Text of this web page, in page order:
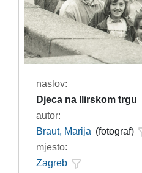
naslov:
Djeca na Ilirskom trgu
autor:
Braut, Marija (fotograf)
mjesto:
Zagreb